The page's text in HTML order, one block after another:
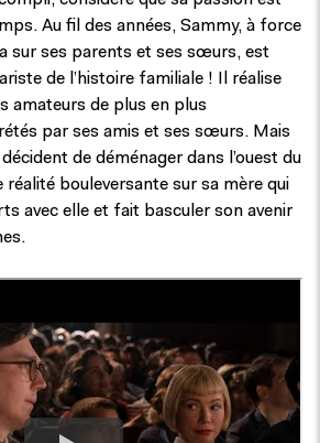
Au fil des années, Sammy, à force
sur ses parents et ses sœurs, est
de l’histoire familiale ! Il réalise
amateurs de plus en plus
par ses amis et ses sœurs. Mais
de déménager dans l’ouest du
réalité bouleversante sur sa mère qui
avec elle et fait basculer son avenir